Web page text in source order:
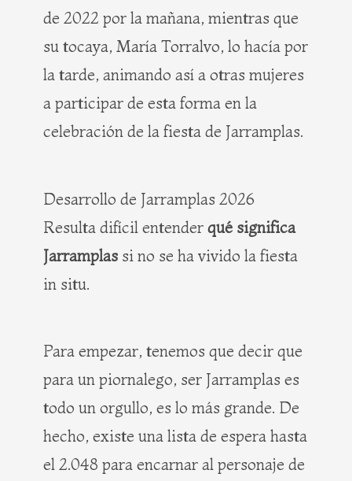
de 2022 por la mañana, mientras que
su tocaya, María Torralvo, lo hacía por
la tarde, animando así a otras mujeres
a participar de esta forma en la
celebración de la fiesta de Jarramplas.
Desarrollo de Jarramplas 2026
Resulta difícil entender qué significa
Jarramplas si no se ha vivido la fiesta
in situ.
Para empezar, tenemos que decir que
para un piornalego, ser Jarramplas es
todo un orgullo, es lo más grande. De
hecho, existe una lista de espera hasta
el 2.048 para encarnar al personaje de